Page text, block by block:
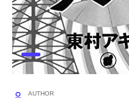
AUTHOR